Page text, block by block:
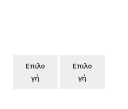
Επιλο
γή
Επιλο
γή